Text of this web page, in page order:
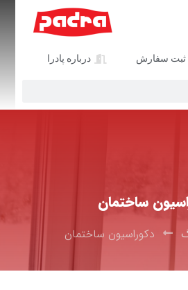
ثبت سفارش درباره پادرا
ساختمان
دکوراسیون ساختمان